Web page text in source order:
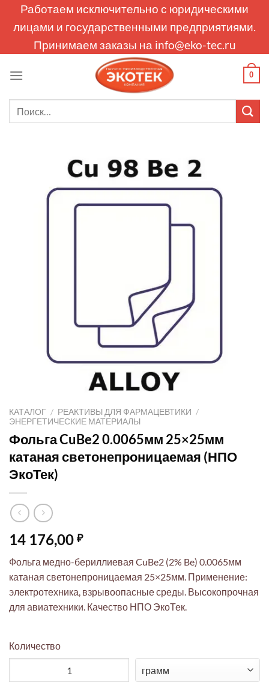
Работаем исключительно с юридическими
лицами и государственными предприятиями.
Принимаем заказы на info@eko-tec.ru
0
КАТАЛОГ / РЕАКТИВЫ ДЛЯ ФАРМАЦЕВТИКИ /
ЭНЕРГЕТИЧЕСКИЕ МАТЕРИАЛЫ
Фольга CuBe2 0.0065мм 25×25мм
катаная светонепроницаемая (НПО
ЭкоТек)
14 176,00 ₽
Фольга медно-бериллиевая CuBe2 (2% Be) 0.0065мм
катаная светонепроницаемая 25×25мм. Применение:
электротехника, взрывоопасные среды. Высокопрочная
для авиатехники. Качество НПО ЭкоТек.
Количество